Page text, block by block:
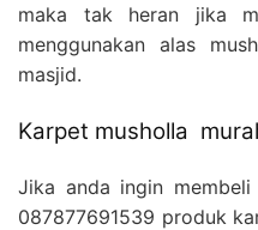
maka tak heran jika
menggunakan alas
masjid.
Karpet musholla
Jika anda ingin
087877691539 produk